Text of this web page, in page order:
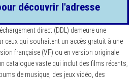
découvrir l'adresse
direct (DDL) demeure une
ceux qui souhaitent un accès gratuit à une
française (VF) ou en version originale
catalogue vaste qui inclut des films récents,
de musique, des jeux vidéo, des